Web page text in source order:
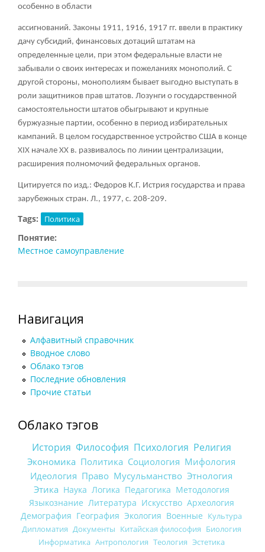
особенно в области
ассигнований. Законы 1911, 1916, 1917 гг. ввели в практику
дачу субсидий, финансовых дотаций штатам на
определенные цели, при этом федеральные власти не
забывали о своих интересах и пожеланиях монополий. С
другой стороны, монополиям бывает выгодно выступать в
роли защитников прав штатов. Лозунги о государственной
самостоятельности штатов обыгрывают и крупные
буржуазные партии, особенно в период избирательных
кампаний. В целом государственное устройство США в конце
XIX начале XX в. развивалось по линии централизации,
расширения полномочий федеральных органов.
Цитируется по изд.: Федоров К.Г. Истрия государства и права
зарубежных стран. Л., 1977, с. 208-209.
Tags: Политика
Понятие:
Местное самоуправление
Навигация
Алфавитный справочник
Вводное слово
Облако тэгов
Последние обновления
Прочие статьи
Облако тэгов
История Философия Психология Религия
Экономика Политика Социология Мифология
Идеология Право Мусульманство Этнология
Этика Наука Логика Педагогика Методология
Языкознание Литература Искусство Археология
Демография География Экология Военные Культура
Дипломатия Документы Китайская философия Биология
Информатика Антропология Теология Эстетика